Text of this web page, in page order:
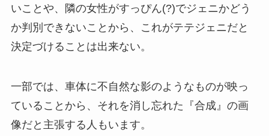
いことや、隣の女性がすっぴん(?)でジェニかどう
か判別できないことから、これがテテジェニだと
決定づけることは出来ない。
一部では、車体に不自然な影のようなものが映っ
ていることから、それを消し忘れた『合成』の画
像だと主張する人もいます。